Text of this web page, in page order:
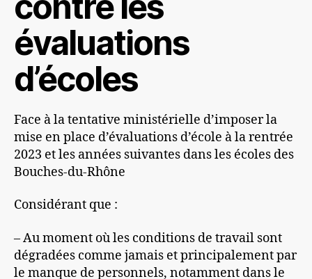
évaluations
d’écoles
Face à la tentative ministérielle d’imposer la
mise en place d’évaluations d’école à la rentrée
2023 et les années suivantes dans les écoles des
Bouches-du-Rhône
Considérant que :
– Au moment où les conditions de travail sont
dégradées comme jamais et principalement par
le manque de personnels, notamment dans le